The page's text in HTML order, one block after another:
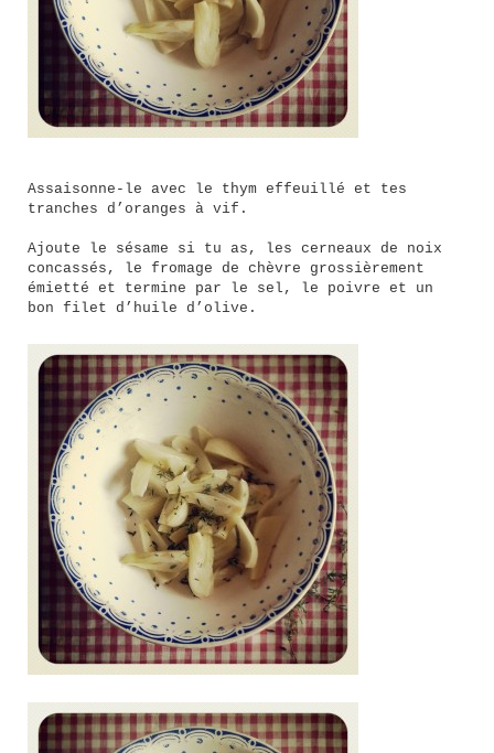
Assaisonne-le avec le thym effeuillé et tes
tranches d’oranges à vif.
Ajoute le sésame si tu as, les cerneaux de noix
concassés, le fromage de chèvre grossièrement
émietté et termine par le sel, le poivre et un
bon filet d’huile d’olive.